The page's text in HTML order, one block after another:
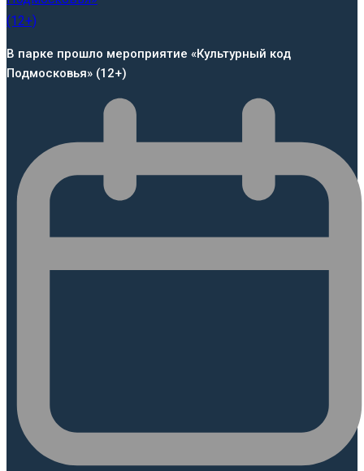
В парке прошло мероприятие «Культурный код
Подмосковья» (12+)